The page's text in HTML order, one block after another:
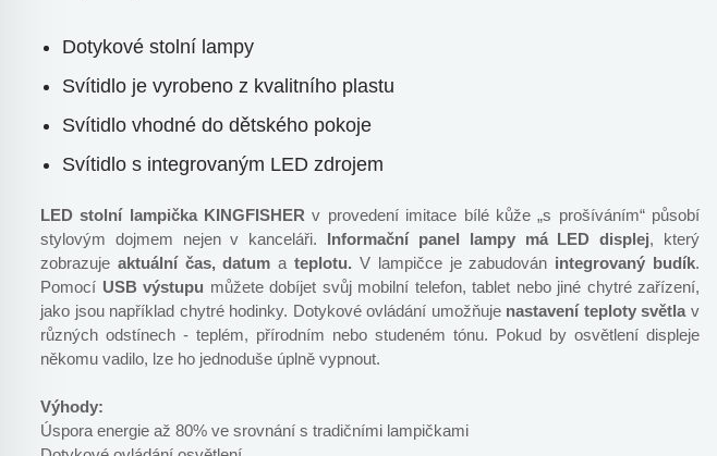
Dotykové stolní lampy
Svítidlo je vyrobeno z kvalitního plastu
Svítidlo vhodné do dětského pokoje
Svítidlo s integrovaným LED zdrojem
LED stolní lampička KINGFISHERv provedení imitace bílé kůže „s prošíváním“ působí
stylovým dojmem nejen v kanceláři. Informační panel lampy má LED displej, který
zobrazuje aktuální čas, datuma teplotu. V lampičce je zabudován integrovaný budík.
Pomocí USB výstupu můžete dobíjet svůj mobilní telefon, tablet nebo jiné chytré zařízení,
jako jsou například chytré hodinky. Dotykové ovládání umožňuje nastavení teploty světla v
různých odstínech - teplém, přírodním nebo studeném tónu. Pokud by osvětlení displeje
někomu vadilo, lze ho jednoduše úplně vypnout.
Výhody:
Úspora energie až 80% ve srovnání s tradičními lampičkami